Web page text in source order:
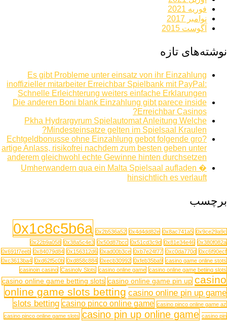
فوریه 2021
نوامبر 2017
آگوست 2015
نوشته‌های تازه
Es gibt Probleme unter einsatz von ihr Einzahlung
inoffizieller mitarbeiter Erreichbar Spielbank mit PayPal:
Schnelle Erleichterung weiters einfache Erklarungen
Die anderen Boni blank Einzahlung gibt parece inside
Erreichbar Casinos?
Pkha Hydrargyrum Spielautomat Anleitung Welche
Mindesteinsatze gelten im Spielsaal Kraulen?
Echtgeldbonusse ohne Einzahlung gebot folgende gro?
artige Anlass, risikofrei nachdem zum besten geben unter
anderem gleichwohl echte Gewinne hinten durchsetzen
Umherwandern qua ein Malta Spielsaal aufladen �
hinsichtlich es verlauft
برچسب
0x1c8c5b6a 0x2b536a52 0x4d4dd82e 0x8ac741a5 0x9ce29a9c
0x22b9a058 0x38a5c4e3 0x50d87bcc 0x51cd3c9d 0x81e34e46 0x380f082a
0x691f7eeb 0x84079d84 0x156312d6 0xad00b3ce 0xb7e24f77 0xc0da770d 0xc6f90ecf
0xc3613ba4 0xd62f5c0b 0xd858c884 0xecb30992 0xfeb35ba9 casino game online stots
casinoin casino Casinoly Slots casino online game casino online game betiing slots
casino online game betting slots casino online game pin up casino
online game slots betting casino online pin up game
slots betting casino pinco online game casino pinco online game az
casino pinco online game slots casino pin up online game casino pin